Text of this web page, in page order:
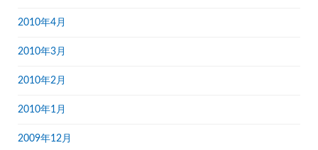
2010年4月
2010年3月
2010年2月
2010年1月
2009年12月